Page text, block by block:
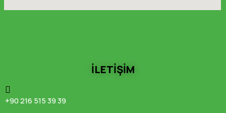
İLETİŞİM
+90 216 515 39 39